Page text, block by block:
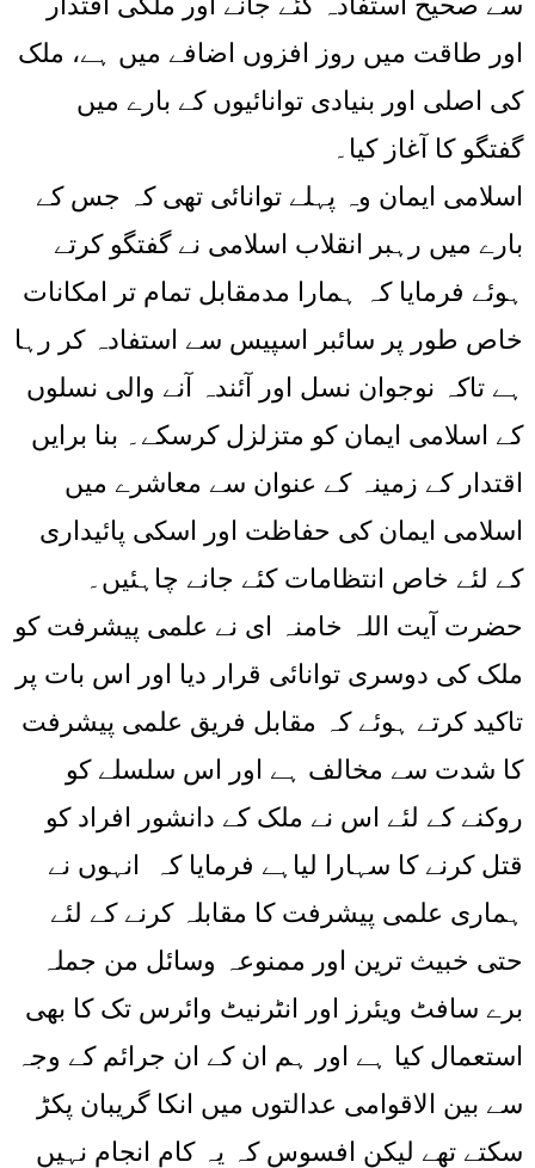
اور طاقت میں روز افزوں اضافے میں ہے، ملک
کی اصلی اور بنیادی توانائیوں کے بارے میں
گفتگو کا آغاز کیا۔
اسلامی ایمان وہ پہلے توانائی تھی کہ جس کے
بارے میں رہبر انقلاب اسلامی نے گفتگو کرتے
ہوئے فرمایا کہ ہمارا مدمقابل تمام تر امکانات
خاص طور پر سائبر اسپیس سے استفادہ کر رہا
ہے تاکہ نوجوان نسل اور آئندہ آنے والی نسلوں
کے اسلامی ایمان کو متزلزل کرسکے۔ بنا برایں
اقتدار کے زمینہ کے عنوان سے معاشرے میں
اسلامی ایمان کی حفاظت اور اسکی پائیداری
کے لئے خاص انتظامات کئے جانے چاہئیں۔
حضرت آیت اللہ خامنہ ای نے علمی پیشرفت کو
ملک کی دوسری توانائی قرار دیا اور اس بات پر
تاکید کرتے ہوئے کہ مقابل فریق علمی پیشرفت
کا شدت سے مخالف ہے اور اس سلسلے کو
روکنے کے لئے اس نے ملک کے دانشور افراد کو
قتل کرنے کا سہارا لیاہے فرمایا کہ انہوں نے
ہماری علمی پیشرفت کا مقابلہ کرنے کے لئے
حتی خبیث ترین اور ممنوعہ وسائل من جملہ
برے سافٹ ویئرز اور انٹرنیٹ وائرس تک کا بھی
استعمال کیا ہے اور ہم ان کے ان جرائم کے وجہ
سے بین الاقوامی عدالتوں میں انکا گریبان پکڑ
سکتے تھے لیکن افسوس کہ یہ کام انجام نہیں